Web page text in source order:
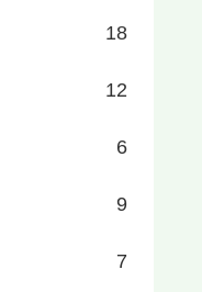
18
12
6
9
7